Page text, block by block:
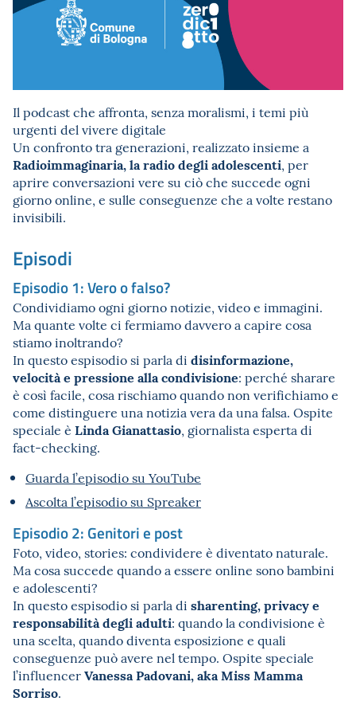
Il podcast che affronta, senza moralismi, i temi più
urgenti del vivere digitale
Un confronto tra generazioni, realizzato insieme a
Radioimmaginaria, la radio degli adolescenti, per
aprire conversazioni vere su ciò che succede ogni
giorno online, e sulle conseguenze che a volte restano
invisibili.
Episodi
Episodio 1: Vero o falso?
Condividiamo ogni giorno notizie, video e immagini.
Ma quante volte ci fermiamo davvero a capire cosa
stiamo inoltrando?
In questo espisodio si parla di disinformazione,
velocità e pressione alla condivisione: perché sharare
è così facile, cosa rischiamo quando non verifichiamo e
come distinguere una notizia vera da una falsa. Ospite
speciale è Linda Gianattasio, giornalista esperta di
fact-checking.
Guarda l’episodio su YouTube
Ascolta l’episodio su Spreaker
Episodio 2: Genitori e post
Foto, video, stories: condividere è diventato naturale.
Ma cosa succede quando a essere online sono bambini
e adolescenti?
In questo espisodio si parla di sharenting, privacy e
responsabilità degli adulti: quando la condivisione è
una scelta, quando diventa esposizione e quali
conseguenze può avere nel tempo. Ospite speciale
l’influencerVanessa Padovani, aka Miss Mamma
Sorriso.